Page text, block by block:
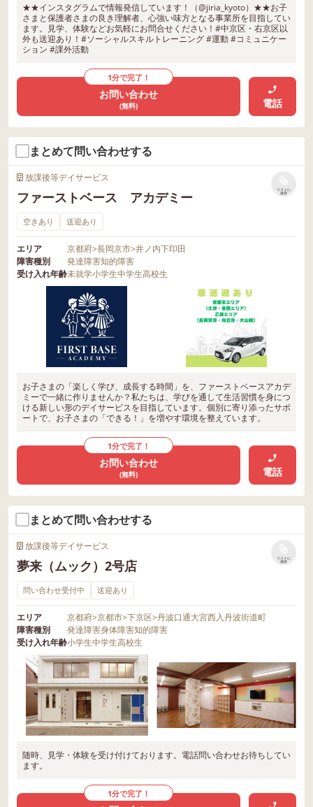
★★インスタグラムで情報発信しています！（@jiria_kyoto）★★お子
さまと保護者さまの良き理解者、心強い味方となる事業所を目指してい
ます。見学、体験などお気軽にお問合せください！#中京区・右京区以
外も送迎あり！#ソーシャルスキルトレーニング #運動 #コミュニケー
ション #課外活動
1分で完了！
お問い合わせ
(無料) 電話
まとめて問い合わせする
放課後等デイサービス
ファーストベース アカデミー
リストに
保存
空きあり 送迎あり
エリア 京都府>長岡京市>井ノ内下印田
障害種別
発達障害知的障害
受け入れ年齢未就学小学生中学生高校生
お子さまの「楽しく学び、成長する時間」を、ファーストベースアカデ
ミーで一緒に作りませんか？私たちは、学びを通して生活習慣を身につ
ける新しい形のデイサービスを目指しています。個別に寄り添ったサポ
ートで、お子さまの「できる！」を増やす環境を整えています。
1分で完了！
お問い合わせ
(無料) 電話
まとめて問い合わせする
放課後等デイサービス
夢来（ムック）2号店
リストに
保存
問い合わせ受付中 送迎あり
エリア 京都府>京都市>下京区>丹波口通大宮西入丹波街道町
障害種別
発達障害身体障害知的障害
受け入れ年齢小学生中学生高校生
随時、見学・体験を受け付けております。電話問い合わせお待ちしてい
ます。
1分で完了！